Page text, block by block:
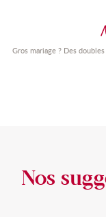
Gros mariage ? Des
Nos